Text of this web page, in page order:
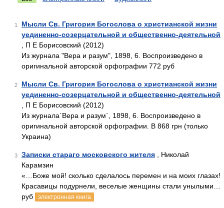
1
Мысли Св. Григория Богослова о христианской жизни
уединенно-созерцательной и общественно-деятельной
, П Е Борисовский (2012)
Из журнала "Вера и разум", 1898, 6. Воспроизведено в
оригинальной авторской орфографии 772 руб
2
Мысли Св. Григория Богослова о христианской жизни
уединенно-созерцательной и общественно-деятельной
, П Е Борисовский (2012)
Из журнала`Вера и разум`, 1898, 6. Воспроизведено в
оригинальной авторской орфографии. В 868 грн (только
Украина)
3 Записки стараго московского жителя , Николай
Карамзин
«…Боже мой! сколько сделалось перемен и на моих глазах!
Красавицы подурнели, веселые женщины стали унылыми…
руб
электронная книга